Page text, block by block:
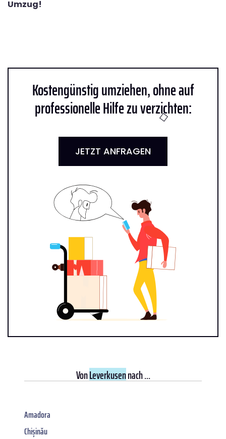
Umzug!
Kostengünstig umziehen, ohne auf
professionelle Hilfe zu verzichten:
JETZT ANFRAGEN
VonLeverkusennach ...
Amadora
Chișinău